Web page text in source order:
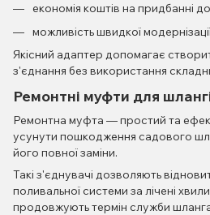
економія коштів на придбанні
можливість швидкої
Якісний адаптер допомагає
з'єднання без використання
Ремонтні муфти для
Ремонтна муфта — простий та
усунути пошкодження садового
його повної заміни.
Такі з'єднувачі дозволяють
поливальної системи за лічені
продовжують термін служби